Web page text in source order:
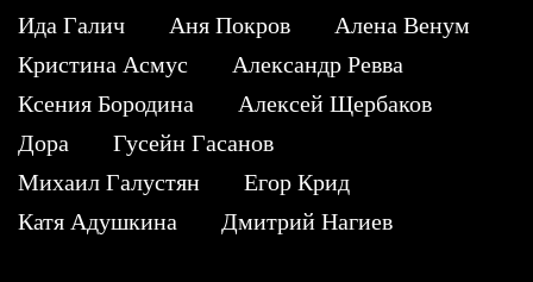
Ида Галич
Аня Покров
Алена Венум
Кристина Асмус
Александр Ревва
Ксения Бородина
Алексей Щербаков
Дора
Гусейн Гасанов
Михаил Галустян
Егор Крид
Катя Адушкина
Дмитрий Нагиев